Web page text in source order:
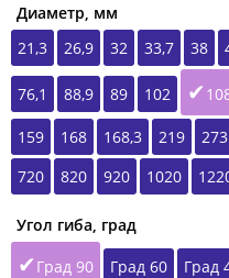
Диаметр, мм
21,3
26,9 32 33,7 38
76,1 88,9 89 102
159 168 168,3 219 273
720
820 920 1020
Угол гиба, град
Град 90
Град 60 Град